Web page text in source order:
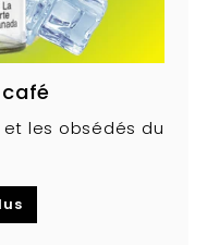
et les obsédés du